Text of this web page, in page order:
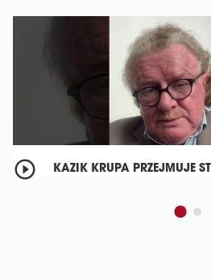
play_circle_outline KAZIK KRUPA PRZEJMUJE